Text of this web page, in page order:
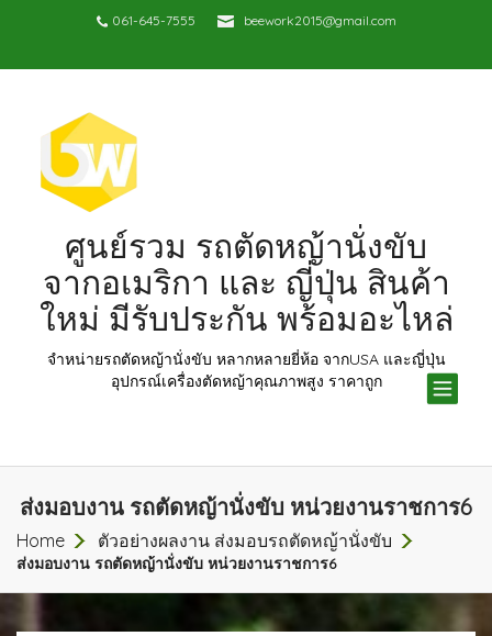
061-645-7555 beework2015@gmail.com
ศูนย์รวม รถตัดหญ้านั่งขับ
จากอเมริกา และ ญี่ปุ่น สินค้า
ใหม่ มีรับประกัน พร้อมอะไหล่
จำหน่ายรถตัดหญ้านั่งขับ หลากหลายยี่ห้อ จากUSA และญี่ปุ่น
อุปกรณ์เครื่องตัดหญ้าคุณภาพสูง ราคาถูก
ส่งมอบงาน รถตัดหญ้านั่งขับ หน่วยงานราชการ6
Home ตัวอย่างผลงาน ส่งมอบรถตัดหญ้านั่งขับ
ส่งมอบงาน รถตัดหญ้านั่งขับ หน่วยงานราชการ6